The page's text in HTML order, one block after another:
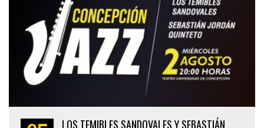
LOS TEMIBLES SANDOVALES Y SEBASTIÁN